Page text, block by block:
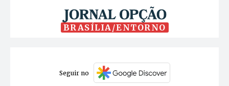
BRASÍLIA/ENTORNO
Seguir no